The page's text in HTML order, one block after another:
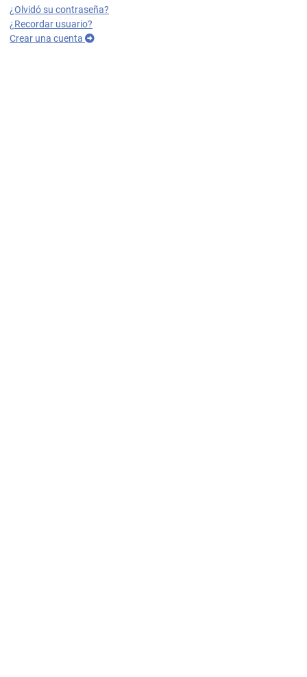
¿Olvidó su contraseña?
¿Recordar usuario?
Crear una cuenta